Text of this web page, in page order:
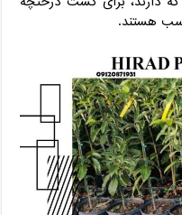
هستند.